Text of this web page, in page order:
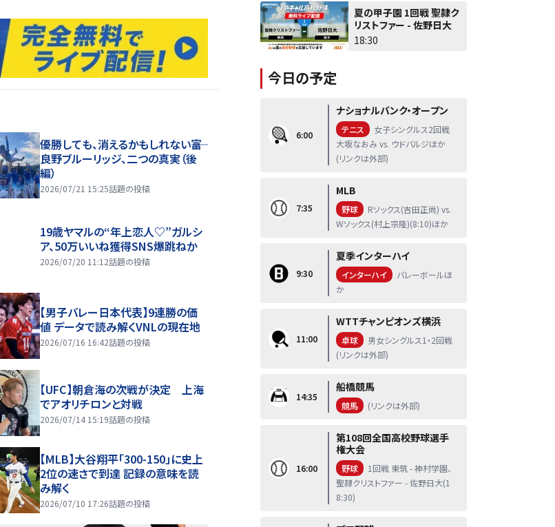
優勝しても、消えるかもしれない――富
良野ブルーリッジ、二つの真実（後
編）
2026/07/21 15:25話題の投稿
19歳ヤマルの“年上恋人♡”ガルシ
ア、50万いいね獲得SNS爆跳ねか
2026/07/20 11:12話題の投稿
【男子バレー日本代表】9連勝の価
値 データで読み解くVNLの現在地
2026/07/16 16:42話題の投稿
【UFC】朝倉海の次戦が決定 上海
でアオリチロンと対戦
2026/07/14 15:19話題の投稿
【MLB】大谷翔平「300-150」に史上
2位の速さで到達 記録の意味を読
み解く
2026/07/10 17:26話題の投稿
夏の甲子園 1回戦 聖隷ク
リストファー - 佐野日大
18:30
今日の予定
6:00
ナショナルバンク・オープン
テニス
女子シングルス2回戦
大坂なおみ vs. ウドバルジほか
(リンクは外部)
7:35
MLB
野球
Rソックス(吉田正尚) vs.
Wソックス(村上宗隆)(8:10)ほか
9:30
夏季インターハイ
インターハイ
バレーボールほ
か
11:00
WTTチャンピオンズ横浜
卓球
男女シングルス1・2回戦
(リンクは外部)
14:35
船橋競馬
競馬 (リンクは外部)
16:00
第108回全国高校野球選手
権大会
野球
1回戦 東筑 - 神村学園、
聖隷クリストファー - 佐野日大(1
8:30)